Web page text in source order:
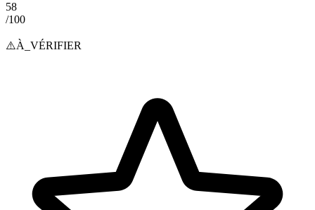
58
/100
⚠️À_VÉRIFIER